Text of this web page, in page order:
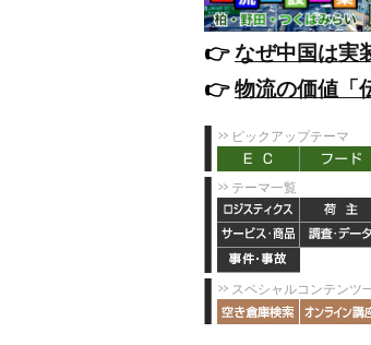
👉️なぜ中国は実
👉️物流の価値「
ピックアップテーマ
テーマ一覧
スペシャルコンテンツ